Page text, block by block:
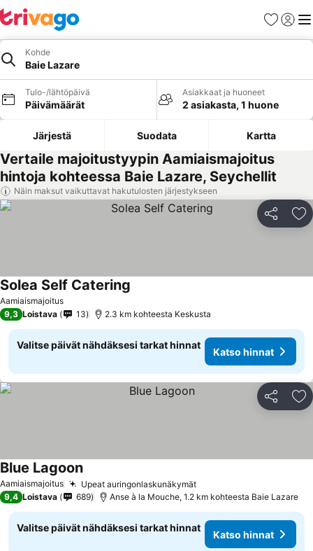
Suosikit
Kohde
Baie Lazare
Tulo-/lähtöpäivä
Päivämäärät
Asiakkaat ja huoneet
2 asiakasta, 1 huone
Järjestä Suodata Kartta
Vertaile majoitustyypin Aamiaismajoitus
hintoja kohteessa Baie Lazare, Seychellit
Näin maksut vaikuttavat hakutulosten järjestykseen
Jaa
Aamiaismajoitus
Solea Self Catering
9,3 Loistava 13 2.3 km kohteesta Keskusta
Valitse päivät nähdäksesi tarkat hinnat
Katso hinnat
Jaa
Aamiaismajoitus Upeat auringonlaskunäkymät
Blue Lagoon
9,4 Loistava 689 Anse à la Mouche, 1.2 km kohteesta Baie Lazare
Valitse päivät nähdäksesi tarkat hinnat
Katso hinnat